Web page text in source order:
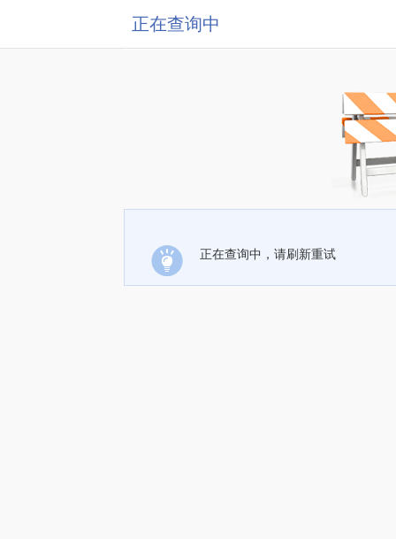
正在查询中
正在查询中，请刷新重试